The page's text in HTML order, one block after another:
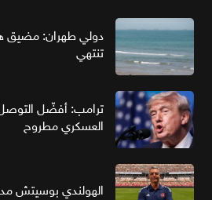
دولي طهران: مضيق
تنتهي
ترامب: أفضّل التوصل
العسكري مطروح
الهولندي بوسيتش